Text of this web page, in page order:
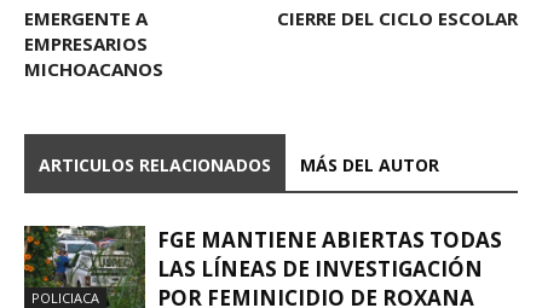
EMERGENTE A
EMPRESARIOS
MICHOACANOS
CIERRE DEL CICLO ESCOLAR
ARTICULOS RELACIONADOS MÁS DEL AUTOR
POLICIACA
FGE MANTIENE ABIERTAS TODAS
LAS LÍNEAS DE INVESTIGACIÓN
POR FEMINICIDIO DE ROXANA